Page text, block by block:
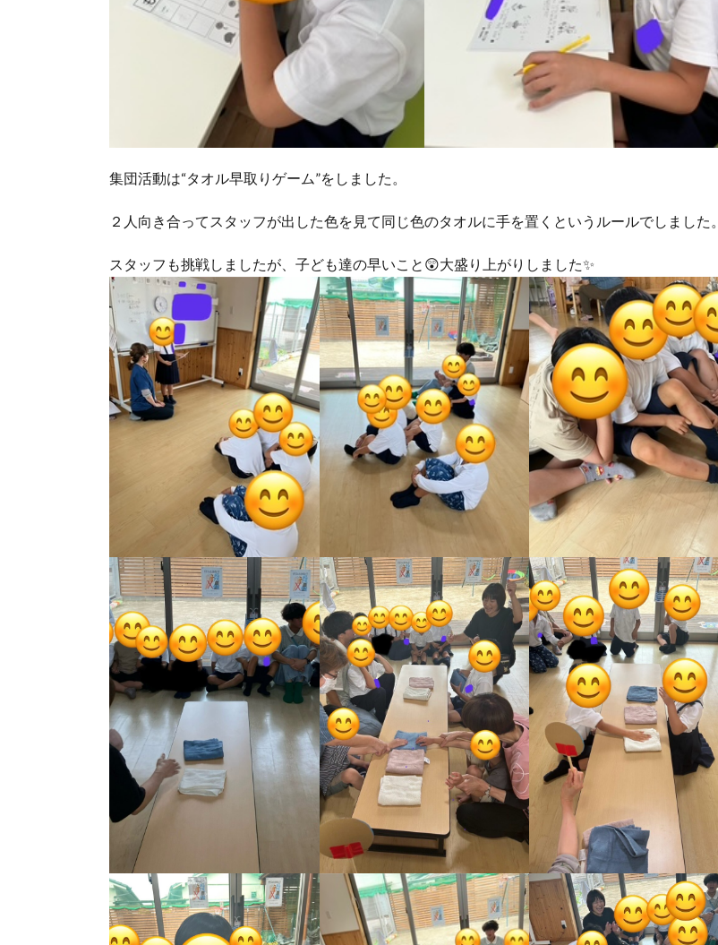
集団活動は“タオル早取りゲーム”をしました。
２人向き合ってスタッフが出した色を見て同じ色のタオルに手を置くというルールでしました。
スタッフも挑戦しましたが、子ども達の早いこと😲大盛り上がりしました✨